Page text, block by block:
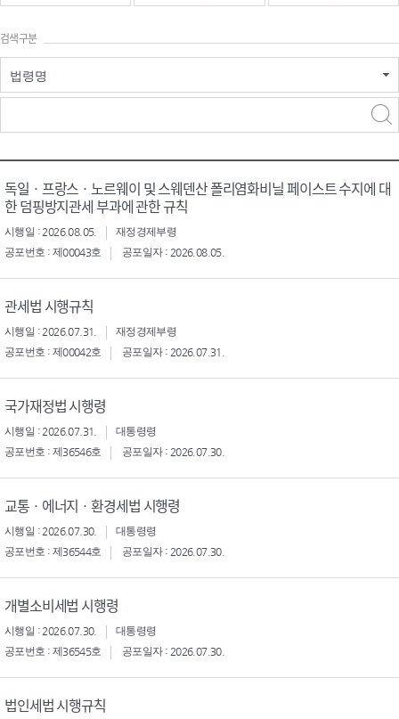
선
선
검색구분
법령명
독일ㆍ프랑스ㆍ노르웨이 및 스웨덴산 폴리염화비닐 페이스트 수지에 대
한 덤핑방지관세 부과에 관한 규칙
시행일 : 2026.08.05.
재정경제부령
공포번호 : 제00043호
공포일자 : 2026.08.05.
관세법 시행규칙
시행일 : 2026.07.31.
재정경제부령
공포번호 : 제00042호
공포일자 : 2026.07.31.
국가재정법 시행령
시행일 : 2026.07.31.
대통령령
공포번호 : 제36546호
공포일자 : 2026.07.30.
교통ㆍ에너지ㆍ환경세법 시행령
시행일 : 2026.07.30.
대통령령
공포번호 : 제36544호
공포일자 : 2026.07.30.
개별소비세법 시행령
시행일 : 2026.07.30.
대통령령
공포번호 : 제36545호
공포일자 : 2026.07.30.
법인세법 시행규칙